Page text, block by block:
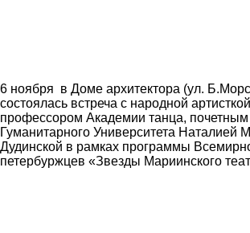
6 ноября в Доме архитектора (ул.
состоялась встреча с народной
профессором Академии танца,
Гуманитарного Университета Наталией
Дудинской в рамках программы
петербуржцев «Звезды Мариинского